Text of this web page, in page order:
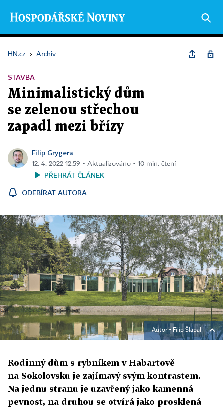
HN.cz › Archiv
STAVBA
Minimalistický dům
se zelenou střechou
zapadl mezi břízy
Filip Grygera
12. 4. 2022 12:59 ▪ Aktualizováno ▪ 10 min. čtení
PŘEHRÁT ČLÁNEK
ODEBÍRAT AUTORA
Autor ▪ Filip Šlapal
Rodinný dům s rybníkem v Habartově
na Sokolovsku je zajímavý svým kontrastem.
Na jednu stranu je uzavřený jako kamenná
pevnost, na druhou se otvírá jako prosklená